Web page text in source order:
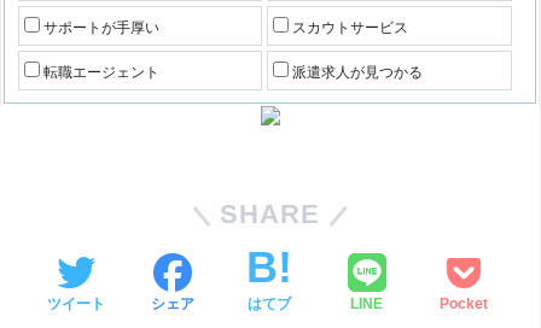
サポートが手厚い スカウトサービス
転職エージェント 派遣求人が見つかる
SHARE
ツイート シェア はてブ LINE Pocket